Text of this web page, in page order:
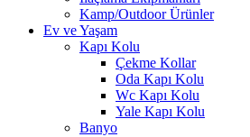
Kamp/Outdoor Ürünler
Ev ve Yaşam
Kapı Kolu
Çekme Kollar
Oda Kapı Kolu
Wc Kapı Kolu
Yale Kapı Kolu
Banyo